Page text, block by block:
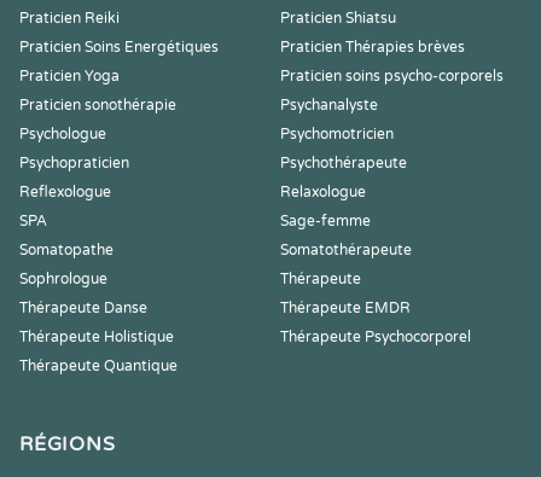
Praticien Reiki
Praticien Shiatsu
Praticien Soins Energétiques
Praticien Thérapies brèves
Praticien Yoga
Praticien soins psycho-corporels
Praticien sonothérapie
Psychanalyste
Psychologue
Psychomotricien
Psychopraticien
Psychothérapeute
Reflexologue
Relaxologue
SPA
Sage-femme
Somatopathe
Somatothérapeute
Sophrologue
Thérapeute
Thérapeute Danse
Thérapeute EMDR
Thérapeute Holistique
Thérapeute Psychocorporel
Thérapeute Quantique
RÉGIONS